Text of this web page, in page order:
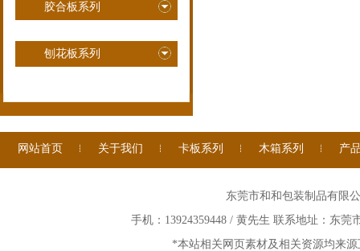
胶合板系列
刨花板系列
网站首页 关于我们 卡板系列 木箱系列 产
东莞市和和包装制品有
手机：13924359448 / 黄先生 联系地址：东
*本站相关网页素材及相关资源均来